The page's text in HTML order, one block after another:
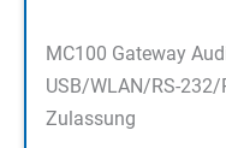
MC100 Gateway
USB/WLAN/RS-
Zulassung